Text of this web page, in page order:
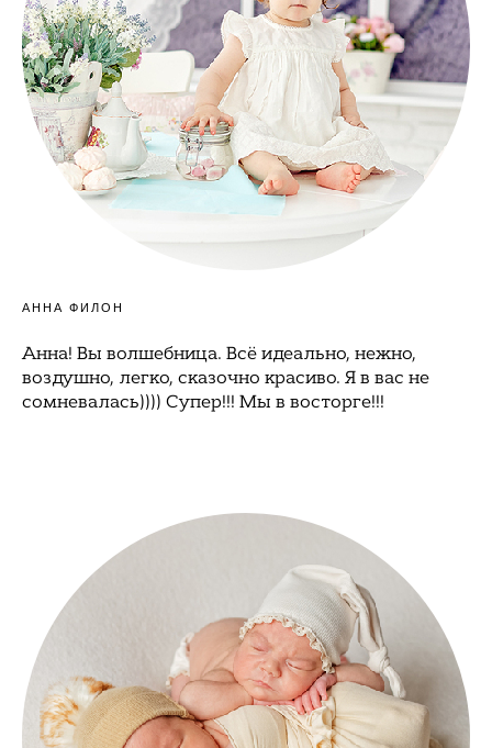
АННА ФИЛОН
Анна! Вы волшебница. Всё идеально, нежно,
воздушно, легко, сказочно красиво. Я в вас не
сомневалась)))) Супер!!! Мы в восторге!!!